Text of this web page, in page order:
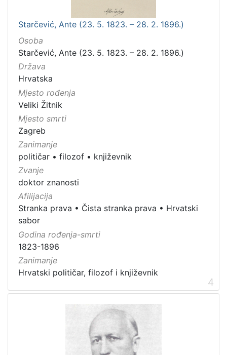
Starčević, Ante (23. 5. 1823. – 28. 2. 1896.)
Osoba
Starčević, Ante (23. 5. 1823. – 28. 2. 1896.)
Država
Hrvatska
Mjesto rođenja
Veliki Žitnik
Mjesto smrti
Zagreb
Zanimanje
političar • filozof • književnik
Zvanje
doktor znanosti
Afilijacija
Stranka prava • Čista stranka prava • Hrvatski
sabor
Godina rođenja-smrti
1823-1896
Zanimanje
Hrvatski političar, filozof i književnik
4